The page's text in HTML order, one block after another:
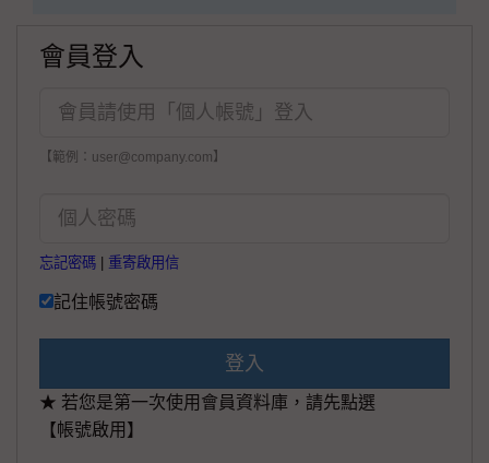
會員登入
【範例：user@company.com】
忘記密碼 重寄啟用信
記住帳號密碼
登入
★ 若您是第一次使用會員資料庫，請先點選
【帳號啟用】